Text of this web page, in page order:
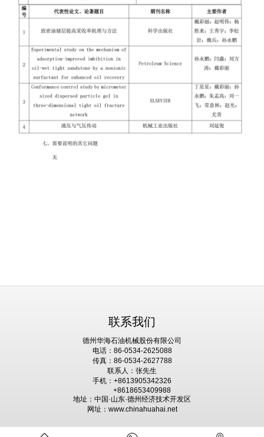
联系我们
德州华海石油机械股份有限公司
电话：86-0534-2625088
传真：86-0534-2627788
联系人：张先生
手机：+8613905342326
+8618653409988
地址：中国·山东·德州经济技术开发区
网址：www.chinahuahai.net